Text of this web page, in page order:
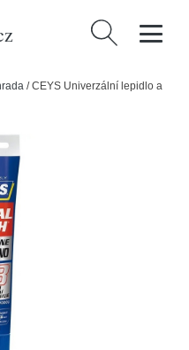
Vyhledávání
/CEYS Univerzální lepidlo a